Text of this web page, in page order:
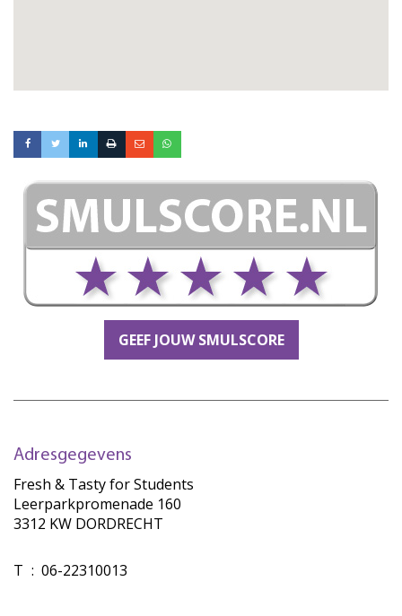
GEEF JOUW SMULSCORE
Adresgegevens
Fresh & Tasty for Students
Leerparkpromenade 160
3312 KW DORDRECHT
T : 06-22310013